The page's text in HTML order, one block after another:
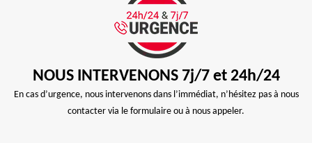
NOUS INTERVENONS 7j/7 et 24h/24
En cas d’urgence, nous intervenons dans l’immédiat, n’hésitez pas à nous
contacter via le formulaire ou à nous appeler.